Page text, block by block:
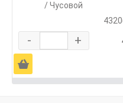
/ Чусовой
- +
Ä